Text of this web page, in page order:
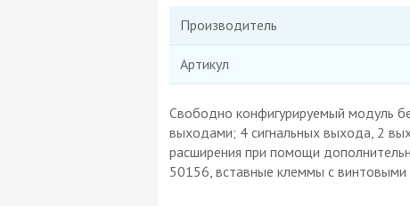
Производитель
Артикул
Свободно конфигурируемый модуль
выходами; 4 сигнальных выхода, 2
расширения при помощи
50156, вставные клеммы с